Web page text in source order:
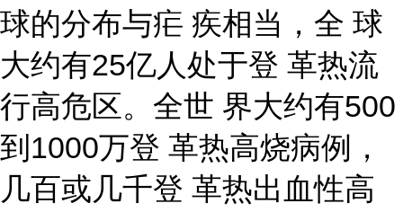
球的分布与疟 疾相当，全 球
大约有25亿人处于登 革热流
行高危区。全世 界大约有500
到1000万登 革热高烧病例，
几百或几千登 革热出血性高